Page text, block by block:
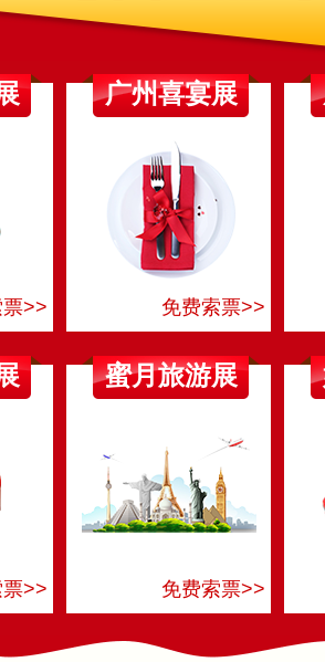
>>
广州喜宴展
免费索票>>
>>
蜜月旅游展
免费索票>>